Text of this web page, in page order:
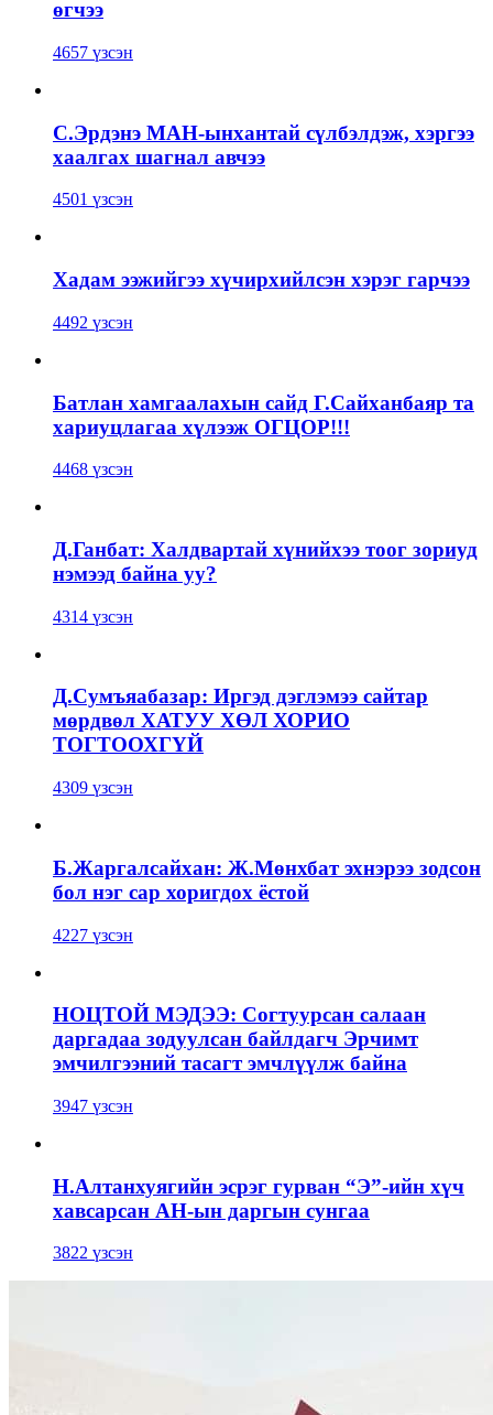
өгчээ
4657 үзсэн
С.Эрдэнэ МАН-ынхантай сүлбэлдэж, хэргээ
хаалгах шагнал авчээ
4501 үзсэн
Хадам ээжийгээ хүчирхийлсэн хэрэг гарчээ
4492 үзсэн
Батлан хамгаалахын сайд Г.Сайханбаяр та
хариуцлагаа хүлээж ОГЦОР!!!
4468 үзсэн
Д.Ганбат: Халдвартай хүнийхээ тоог зориуд
нэмээд байна уу?
4314 үзсэн
Д.Сумъяабазар: Иргэд дэглэмээ сайтар
мөрдвөл ХАТУУ ХӨЛ ХОРИО
ТОГТООХГҮЙ
4309 үзсэн
Б.Жаргалсайхан: Ж.Мөнхбат эхнэрээ зодсон
бол нэг сар хоригдох ёстой
4227 үзсэн
НОЦТОЙ МЭДЭЭ: Согтуурсан салаан
даргадаа зодуулсан байлдагч Эрчимт
эмчилгээний тасагт эмчлүүлж байна
3947 үзсэн
Н.Алтанхуягийн эсрэг гурван “Э”-ийн хүч
хавсарсан АН-ын даргын сунгаа
3822 үзсэн